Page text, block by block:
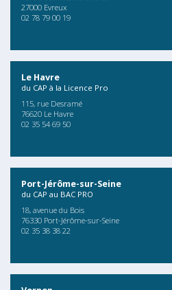
27000 Evreux
02 78 79 00 19
Le Havre
du CAP à la Licence Pro
115, rue Desramé
76620 Le Havre
02 35 54 69 50
Port-Jérôme-sur-Seine
du CAP au BAC PRO
18, avenue du Bois
76330 Port-Jérôme-sur-Seine
02 35 38 38 22